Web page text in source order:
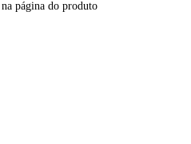
página do produto